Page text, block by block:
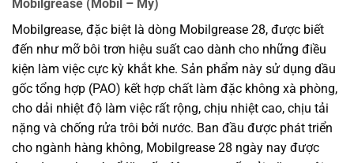
Mobilgrease (Mobil – Mỹ)
Mobilgrease, đặc biệt là dòng Mobilgrease 28, được biết
đến như mỡ bôi trơn hiệu suất cao dành cho những điều
kiện làm việc cực kỳ khắt khe. Sản phẩm này sử dụng dầu
gốc tổng hợp (PAO) kết hợp chất làm đặc không xà phòng,
cho dải nhiệt độ làm việc rất rộng, chịu nhiệt cao, chịu tải
nặng và chống rửa trôi bởi nước. Ban đầu được phát triển
cho ngành hàng không, Mobilgrease 28 ngày nay được